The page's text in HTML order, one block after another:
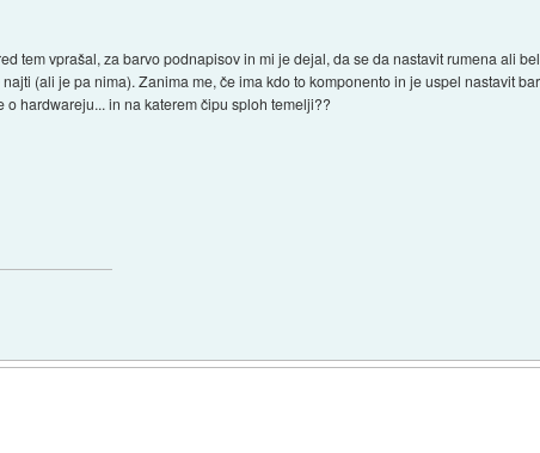
tem vprašal, za barvo podnapisov in mi je dejal, da se da nastavit rumena ali
(ali je pa nima). Zanima me, če ima kdo to komponento in je uspel nastavit
hardwareju... in na katerem čipu sploh temelji??